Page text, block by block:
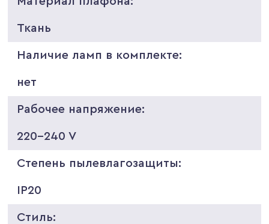
Ткань
Наличие ламп в комплекте:
нет
Рабочее напряжение:
220-240 V
Степень пылевлагозащиты:
IP20
Стиль: